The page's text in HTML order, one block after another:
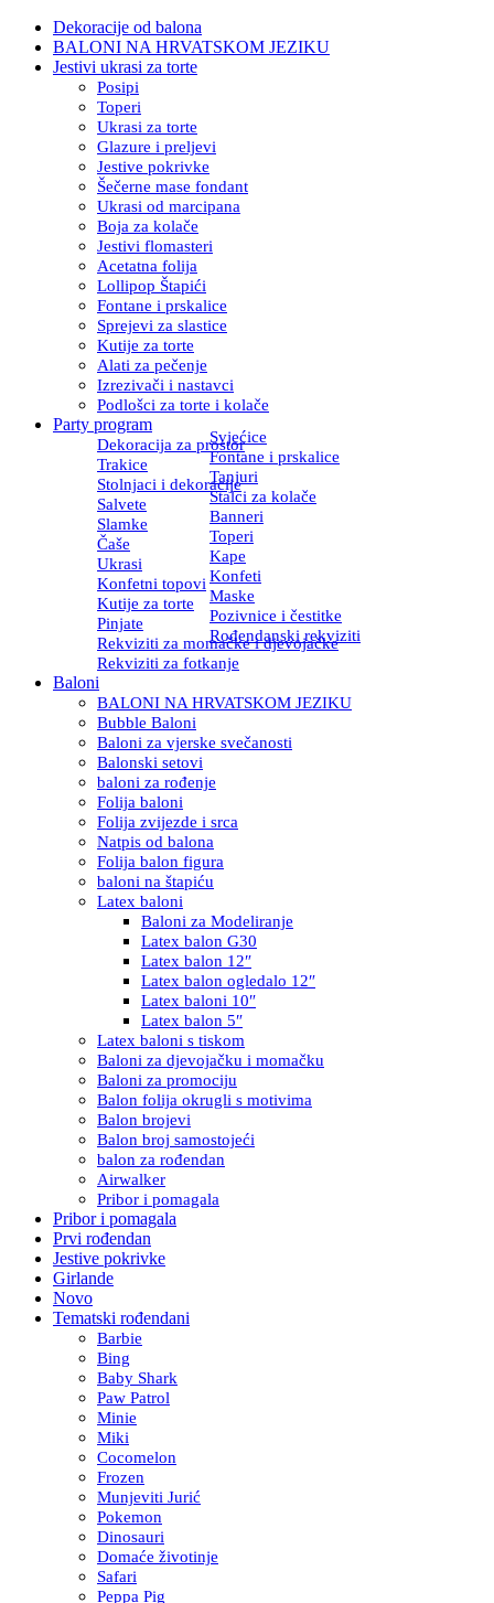
Dekoracije od balona
BALONI NA HRVATSKOM JEZIKU
Jestivi ukrasi za torte
Posipi
Toperi
Ukrasi za torte
Glazure i preljevi
Jestive pokrivke
Šečerne mase fondant
Ukrasi od marcipana
Boja za kolače
Jestivi flomasteri
Acetatna folija
Lollipop Štapići
Fontane i prskalice
Sprejevi za slastice
Kutije za torte
Alati za pečenje
Izrezivači i nastavci
Podlošci za torte i kolače
Party program
Dekoracija za prostor
Svjećice
Trakice
Fontane i prskalice
Stolnjaci i dekoracije
Tanjuri
Salvete
Stalci za kolače
Slamke
Banneri
Čaše
Toperi
Ukrasi
Kape
Konfetni topovi Konfeti
Kutije za torte
Maske
Pinjate
Pozivnice i čestitke
Rekviziti za momačke i djevojačke
Rođendanski rekviziti
Rekviziti za fotkanje
Baloni
BALONI NA HRVATSKOM JEZIKU
Bubble Baloni
Baloni za vjerske svečanosti
Balonski setovi
baloni za rođenje
Folija baloni
Folija zvijezde i srca
Natpis od balona
Folija balon figura
baloni na štapiću
Latex baloni
Baloni za Modeliranje
Latex balon G30
Latex balon 12″
Latex balon ogledalo 12″
Latex baloni 10″
Latex balon 5″
Latex baloni s tiskom
Baloni za djevojačku i momačku
Baloni za promociju
Balon folija okrugli s motivima
Balon brojevi
Balon broj samostojeći
balon za rođendan
Airwalker
Pribor i pomagala
Pribor i pomagala
Prvi rođendan
Jestive pokrivke
Girlande
Novo
Tematski rođendani
Barbie
Bing
Baby Shark
Paw Patrol
Minie
Miki
Cocomelon
Frozen
Munjeviti Jurić
Pokemon
Dinosauri
Domaće životinje
Safari
Peppa Pig